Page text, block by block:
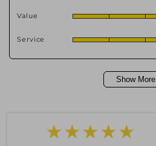
Value
Service
Show More
★★★★★